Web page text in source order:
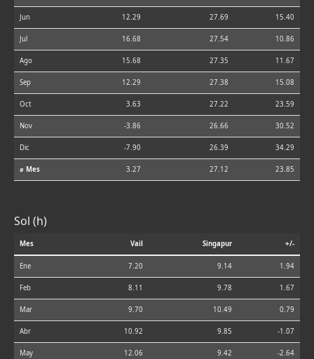
Jun 12.29 27.69 15.40
Jul 16.68 27.54 10.86
Ago 15.68 27.35 11.67
Sep 12.29 27.38 15.08
Oct 3.63 27.22 23.59
Nov -3.86 26.66 30.52
Dic -7.90 26.39 34.29
⌀ Mes 3.27 27.12 23.85
Sol (h)
Mes Vail Singapur +/-
Ene 7.20 9.14 1.94
Feb 8.11 9.78 1.67
Mar 9.70 10.49 0.79
Abr 10.92 9.85 -1.07
May 12.06 9.42 -2.64